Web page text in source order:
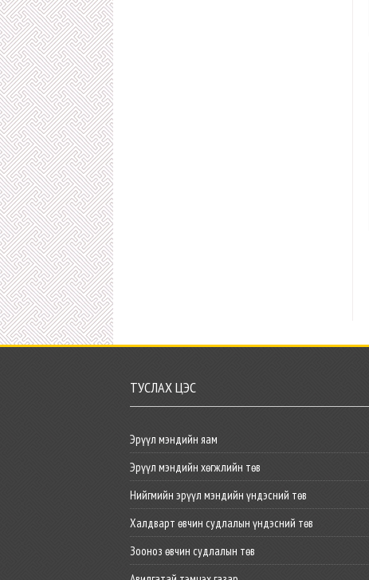
ТУСЛАХ ЦЭС
Эрүүл мэндийн яам
Эрүүл мэндийн хөгжлийн төв
Нийгмийн эрүүл мэндийн үндэсний төв
Халдварт өвчин судлалын үндэсний төв
Зооноз өвчин судлалын төв